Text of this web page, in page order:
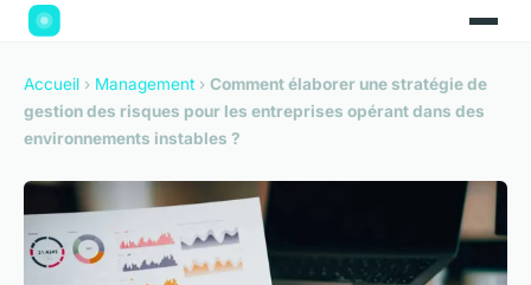
Accueil › Management › Comment élaborer une stratégie de
gestion des risques pour les entreprises opérant dans des
environnements instables ?